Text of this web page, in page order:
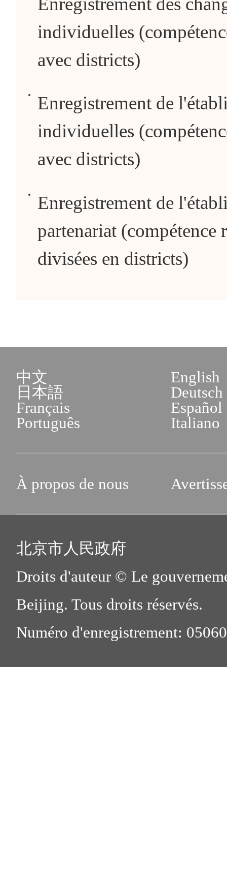
individuelles
avec districts)
Enregistrement de
individuelles
avec districts)
Enregistrement de
partenariat (compétence
divisées en districts)
中文
English
日本語
Deutsch
Français
Español
Português
Italiano
À propos de nous
北京市人民政府
Droits d'auteur © Le
Beijing. Tous droits réservés.
Numéro d'enregistrement: